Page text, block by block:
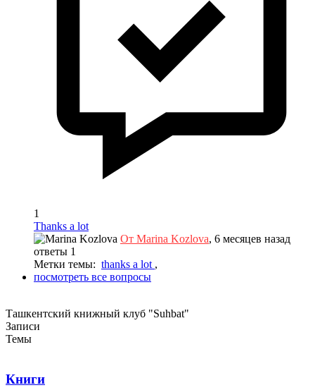
1
Thanks a lot
От Marina Kozlova, 6 месяцев назад
ответы 1
Метки темы: thanks a lot ,
посмотреть все вопросы
Ташкентский книжный клуб "Suhbat"
Записи
Темы
Книги